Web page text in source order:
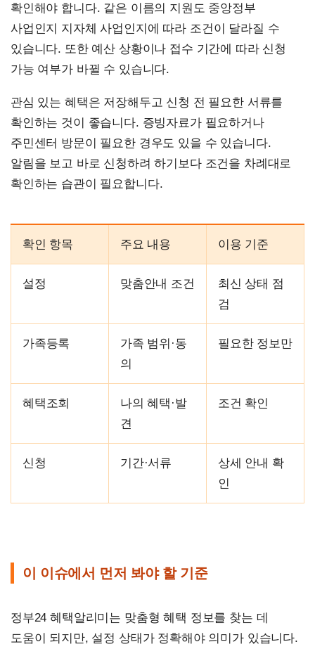
확인해야 합니다. 같은 이름의 지원도 중앙정부
사업인지 지자체 사업인지에 따라 조건이 달라질 수
있습니다. 또한 예산 상황이나 접수 기간에 따라 신청
가능 여부가 바뀔 수 있습니다.
관심 있는 혜택은 저장해두고 신청 전 필요한 서류를
확인하는 것이 좋습니다. 증빙자료가 필요하거나
주민센터 방문이 필요한 경우도 있을 수 있습니다.
알림을 보고 바로 신청하려 하기보다 조건을 차례대로
확인하는 습관이 필요합니다.
확인 항목 주요 내용 이용 기준
설정 맞춤안내 조건
최신 상태 점
검
가족등록
가족 범위·동
의
필요한 정보만
혜택조회
나의 혜택·발
견
조건 확인
신청 기간·서류
상세 안내 확
인
이 이슈에서 먼저 봐야 할 기준
정부24 혜택알리미는 맞춤형 혜택 정보를 찾는 데
도움이 되지만, 설정 상태가 정확해야 의미가 있습니다.